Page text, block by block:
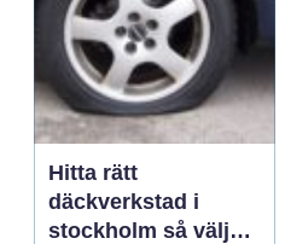
påfrestnin...
Hitta rätt
däckverkstad i
stockholm så väljer